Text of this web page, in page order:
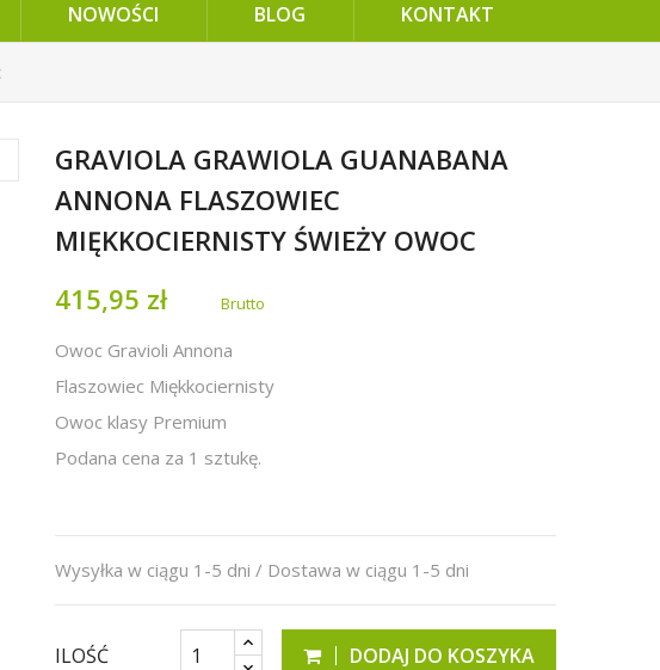
NOWOŚCI BLOG KONTAKT
GRAVIOLA GRAWIOLA GUANABANA
ANNONA FLASZOWIEC
MIĘKKOCIERNISTY ŚWIEŻY OWOC
415,95 zł
Brutto
Owoc Gravioli Annona
Flaszowiec Miękkociernisty
Owoc klasy Premium
Podana cena za 1 sztukę.
Wysyłka w ciągu 1-5 dni / Dostawa w ciągu 1-5 dni
ILOŚĆ DODAJ DO KOSZYKA